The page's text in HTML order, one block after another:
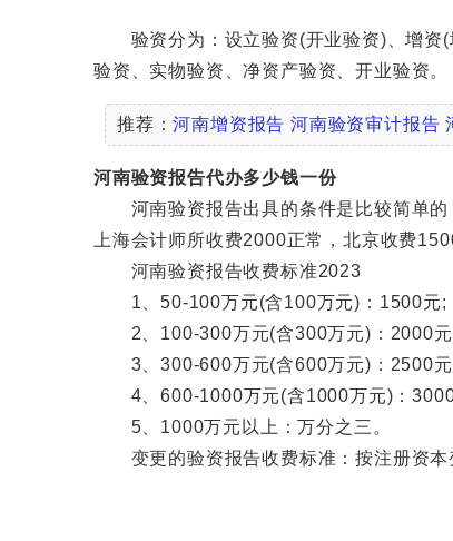
验资分为：设立验资(开业验资)、增资(
验资、实物验资、净资产验资、开业验资。
推荐：河南增资报告 河南验资审计报告
河南验资报告代办多少钱一份
河南验资报告出具的条件是比较简单的
上海会计师所收费2000正常，北京收费
河南验资报告收费标准2023
1、50-100万元(含100万元)：1500元;
2、100-300万元(含300万元)：2000
3、300-600万元(含600万元)：2500
4、600-1000万元(含1000万元)：
5、1000万元以上：万分之三。
变更的验资报告收费标准：按注册资本